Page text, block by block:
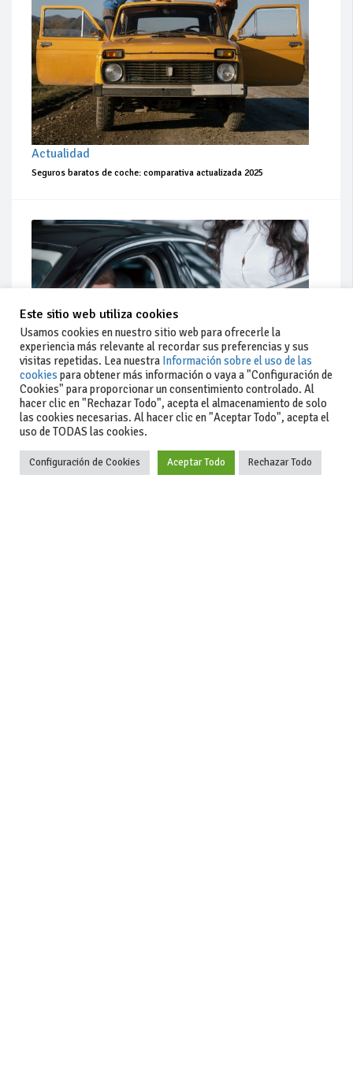
Actualidad
Seguros baratos de coche: comparativa actualizada 2025
Actualidad
Coches de ocasión: guía completa para comprar seguro
Este sitio web utiliza cookies
Usamos cookies en nuestro sitio web para ofrecerle la
experiencia más relevante al recordar sus preferencias y sus
visitas repetidas. Lea nuestra Información sobre el uso de las
cookies para obtener más información o vaya a "Configuración de
Cookies" para proporcionar un consentimiento controlado. Al
hacer clic en "Rechazar Todo", acepta el almacenamiento de solo
las cookies necesarias. Al hacer clic en "Aceptar Todo", acepta el
uso de TODAS las cookies.
Configuración de Cookies Aceptar Todo Rechazar Todo